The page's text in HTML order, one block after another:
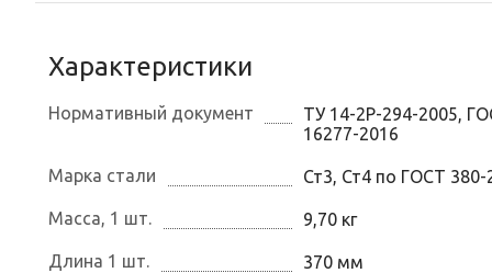
Характеристики
Нормативный документ
ТУ 14-2Р-294-2005,
16277-2016
Марка стали Ст3, Ст4 по ГОСТ 380-
Масса, 1 шт. 9,70 кг
Длина 1 шт. 370 мм